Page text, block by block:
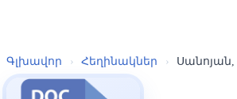
Գլխավոր › Հեղինակներ › Սանոյան,